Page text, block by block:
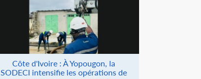
Côte d'Ivoire : À Yopougon, la
SODECI intensifie les opérations de